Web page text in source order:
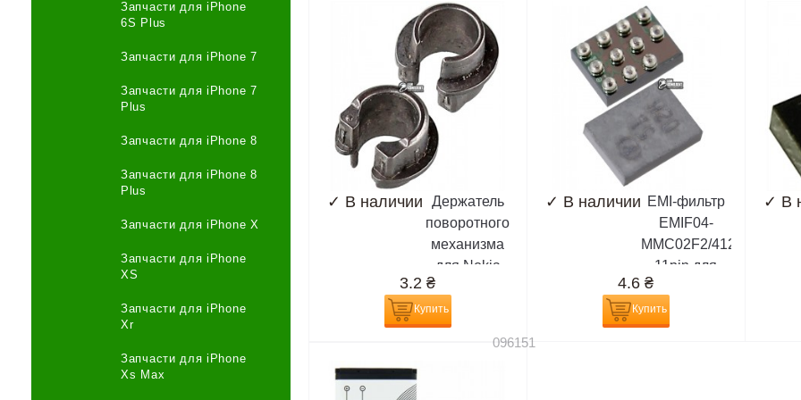
Запчасти для iPhone
6S Plus
Запчасти для iPhone 7
Запчасти для iPhone 7
Plus
Запчасти для iPhone 8
Запчасти для iPhone 8
Plus
Запчасти для iPhone X
Запчасти для iPhone
XS
Запчасти для iPhone
Xr
Запчасти для iPhone
Xs Max
✓ В наличии
Держатель
поворотного
механизма
для Nokia
3.2₴
Купить
✓ В наличии EMI-фильтр
EMIF04-
MMC02F2/4129101
11pin для
Nokia 3109,
3110, 3230,
3500, 5200,
4.6₴
Купить
✓ В
096151